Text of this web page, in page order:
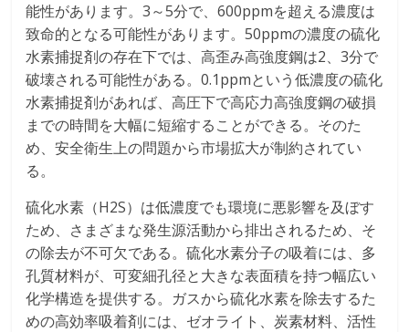
能性があります。3～5分で、600ppmを超える濃度は
致命的となる可能性があります。50ppmの濃度の硫化
水素捕捉剤の存在下では、高歪み高強度鋼は2、3分で
破壊される可能性がある。0.1ppmという低濃度の硫化
水素捕捉剤があれば、高圧下で高応力高強度鋼の破損
までの時間を大幅に短縮することができる。そのた
め、安全衛生上の問題から市場拡大が制約されてい
る。
硫化水素（H2S）は低濃度でも環境に悪影響を及ぼす
ため、さまざまな発生源活動から排出されるため、そ
の除去が不可欠である。硫化水素分子の吸着には、多
孔質材料が、可変細孔径と大きな表面積を持つ幅広い
化学構造を提供する。ガスから硫化水素を除去するた
めの高効率吸着剤には、ゼオライト、炭素材料、活性